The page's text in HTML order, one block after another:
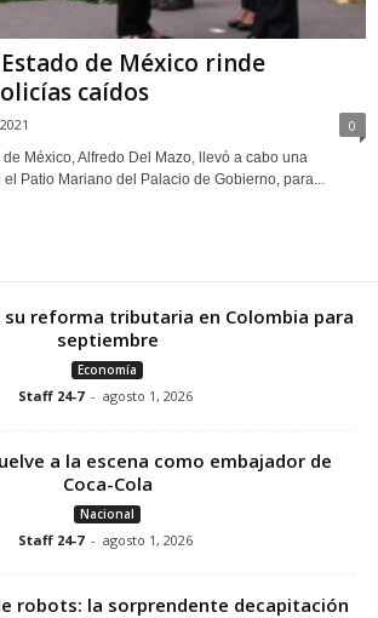
de México rinde
caídos
0
México, Alfredo Del Mazo, llevó a cabo una
Patio Mariano del Palacio de Gobierno, para...
su reforma tributaria en Colombia para
septiembre
Economía
Staff 24-7 - agosto 1, 2026
a la escena como embajador de
Coca-Cola
Nacional
Staff 24-7 - agosto 1, 2026
robots: la sorprendente decapitación